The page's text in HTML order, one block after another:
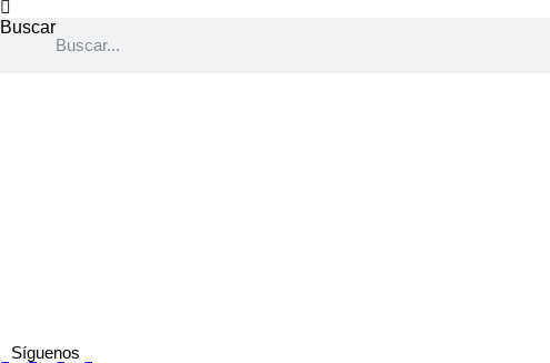
Buscar
Síguenos